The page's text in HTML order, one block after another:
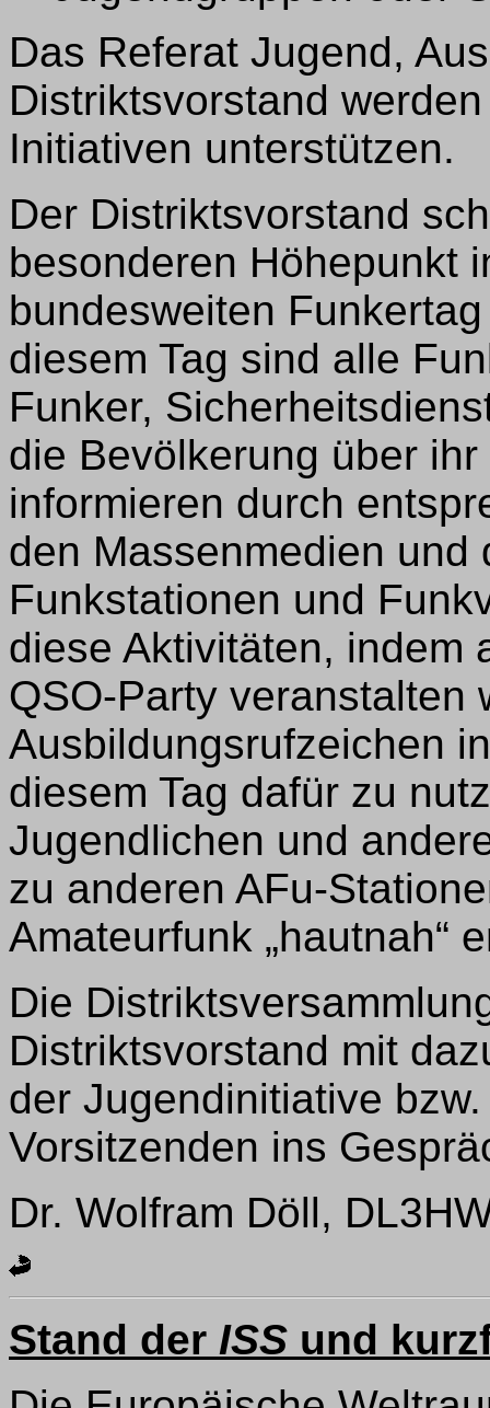
Das Referat Jugend,
Distriktsvorstand
Initiativen unterstützen.
Der Distriktsvorstand
besonderen Höhepunkt
bundesweiten
diesem Tag sind alle
Funker,
die Bevölkerung über
informieren durch
den Massenmedien und
Funkstationen und
diese Aktivitäten, indem
QSO-Party veranstalten
Ausbildungsrufzeichen
diesem Tag dafür zu
Jugendlichen und
zu anderen AFu-
Amateurfunk „hautnah“
Die
Distriktsvorstand mit
der Jugendinitiative
Vorsitzenden ins
Dr. Wolfram Döll,
Stand der ISS und